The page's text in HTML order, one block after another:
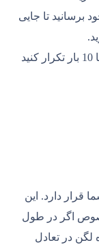
برسانید تا جایی
دارد. این
اگر در طول
لگن در تعادل